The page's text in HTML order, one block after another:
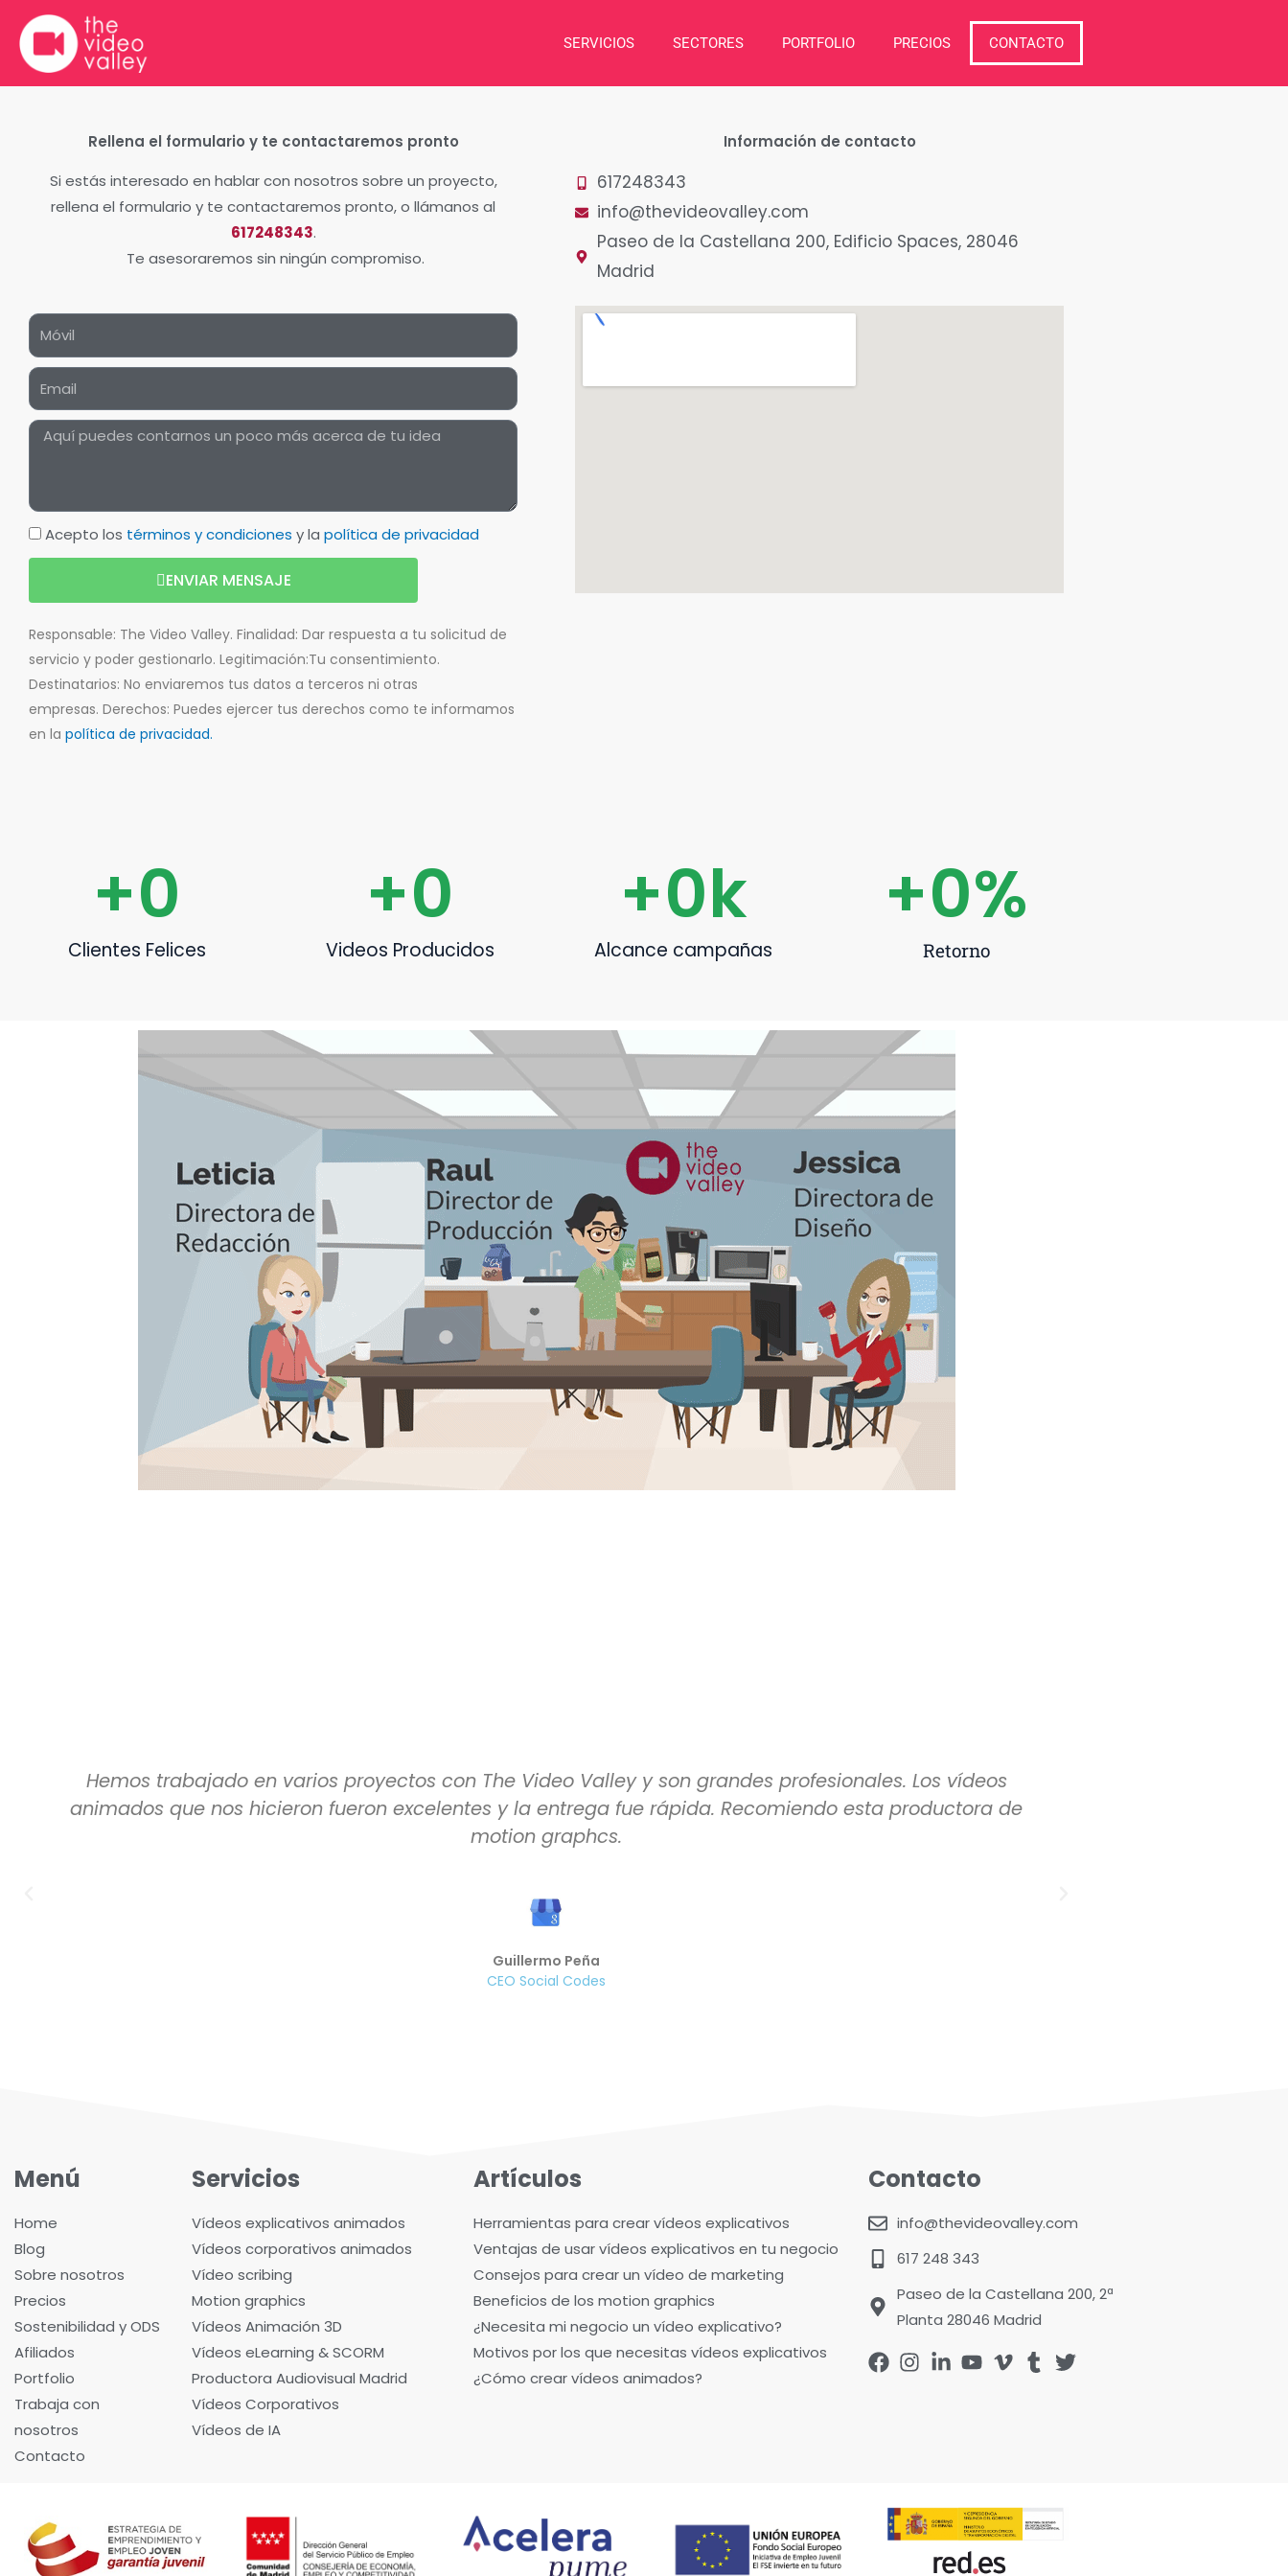
contenido
SERVICIOS SECTORES PORTFOLIO PRECIOS CONTACTO
Rellena el formulario y te contactaremos pronto
Si estás interesado en hablar con nosotros sobre un proyecto,
rellena el formulario y te contactaremos pronto, o llámanos al
617248343.
Te asesoraremos sin ningún compromiso.
Acepto los términos y condiciones y la política de privacidad
ENVIAR MENSAJE
Responsable: The Video Valley. Finalidad: Dar respuesta a tu solicitud de
servicio y poder gestionarlo. Legitimación:Tu consentimiento.
Destinatarios: No enviaremos tus datos a terceros ni otras
empresas. Derechos: Puedes ejercer tus derechos como te informamos
en la política de privacidad.
Información de contacto
617248343
info@thevideovalley.com
Paseo de la Castellana 200, Edificio Spaces, 28046
Madrid
Clientes Felices
+0
Videos Producidos
+0
Alcance campañas
+0k
Retorno
+0%
Hemos trabajado en varios proyectos con The Video Valley y son grandes profesionales. Los vídeos
animados que nos hicieron fueron excelentes y la entrega fue rápida. Recomiendo esta productora de
motion graphcs.
Guillermo Peña
CEO Social Codes
Menú
Home
Blog
Sobre nosotros
Precios
Sostenibilidad y ODS
Afiliados
Portfolio
Trabaja con
nosotros
Contacto
Servicios
Vídeos explicativos animados
Vídeos corporativos animados
Vídeo scribing
Motion graphics
Vídeos Animación 3D
Vídeos eLearning & SCORM
Productora Audiovisual Madrid
Vídeos Corporativos
Vídeos de IA
Artículos
Herramientas para crear vídeos explicativos
Ventajas de usar vídeos explicativos en tu negocio
Consejos para crear un vídeo de marketing
Beneficios de los motion graphics
¿Necesita mi negocio un vídeo explicativo?
Motivos por los que necesitas vídeos explicativos
¿Cómo crear vídeos animados?
Contacto
info@thevideovalley.com
617 248 343
Paseo de la Castellana 200, 2ª
Planta 28046 Madrid